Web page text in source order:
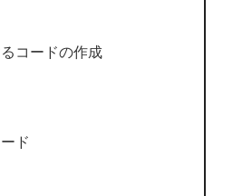
コードの作成
ド